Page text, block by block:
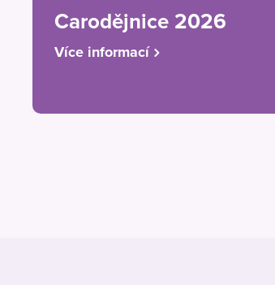
Carodějnice 2026
Více informací